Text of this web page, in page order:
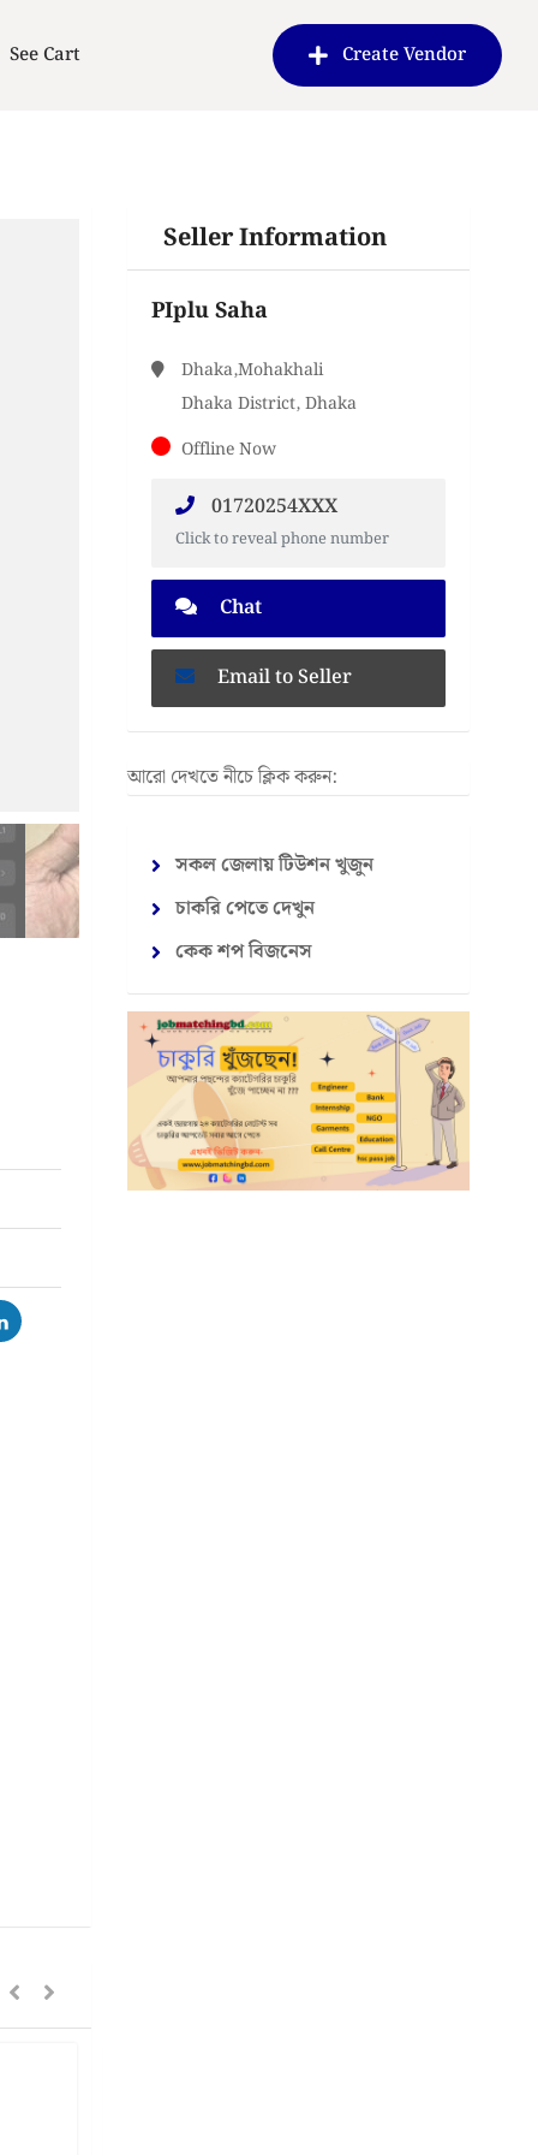
See Cart Create Vendor
Seller Information
PIplu Saha
Dhaka,Mohakhali
Dhaka District, Dhaka
Offline Now
01720254XXX
Click to reveal phone number
Chat
Email to Seller
আরো দেখতে নীচে ক্লিক করুন:
সকল জেলায় টিউশন খুজুন
চাকরি পেতে দেখুন
কেক শপ বিজনেস